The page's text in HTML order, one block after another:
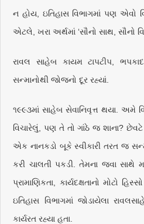
ન હોય, ઇતિહાસ વિભાગમાં પણ એવો
એટલે, ખરા અર્થમાં ‘સૌનો સાથ, સૌનો
રાવલ સાહેબ કાયમ ટાપટીપ,
સન્માનોથી જોજનો દૂર રહ્યાં.
૧૯૯૩માં સાહેબ સેવાનિવૃત્ત થયા. અમે
વિચારેલું, પણ તે તો ગાંઠે જ શાના?
એક નાનકડો બૂકે સ્વીકારી તરત જ
કરી ચાલતી પકડી. તેમના જવા સાથે
પ્રામાણિકતા, કાર્યદક્ષતાનો મોટો
ઇતિહાસ વિભાગમાં જોડાયેલા
કાર્યરત રહ્યા હતા.